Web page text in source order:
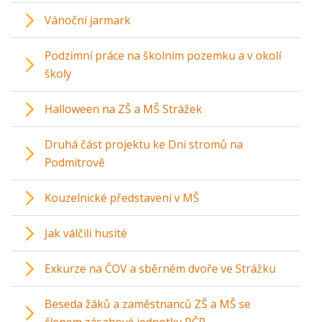
Vánoční jarmark
Podzimní práce na školním pozemku a v okolí
školy
Halloween na ZŠ a MŠ Strážek
Druhá část projektu ke Dni stromů na
Podmitrově
Kouzelnické představení v MŠ
Jak válčili husité
Exkurze na ČOV a sběrném dvoře ve Strážku
Beseda žáků a zaměstnanců ZŠ a MŠ se